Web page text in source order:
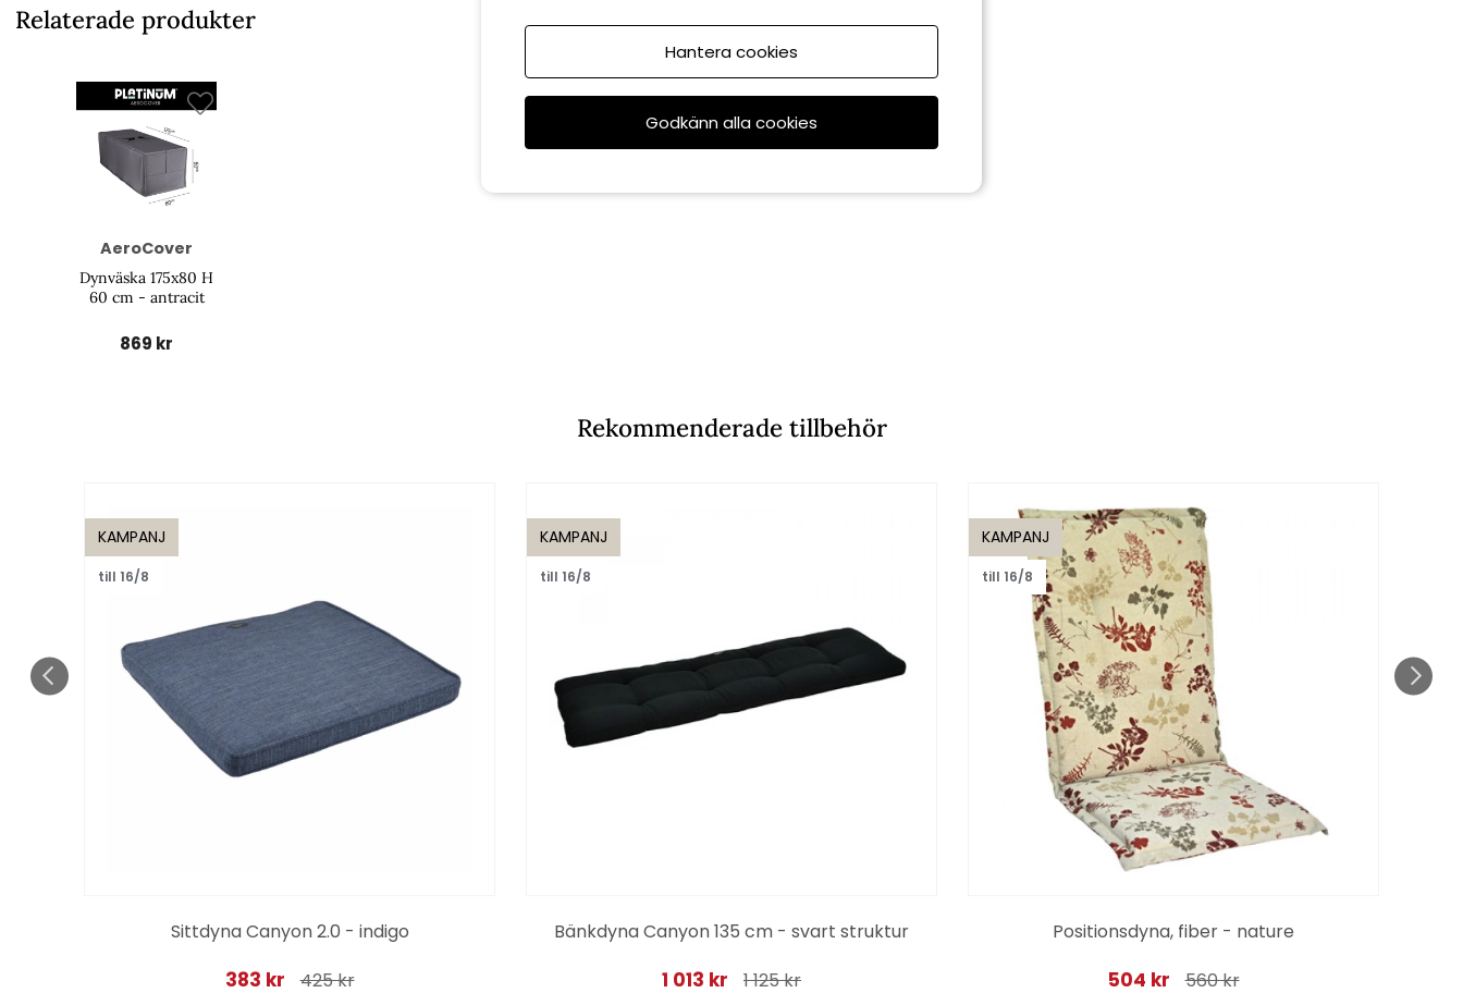
Relaterade produkter
AeroCover
Dynväska 175x80 H
60 cm - antracit
869 kr
Rekommenderade tillbehör
KAMPANJ
till 16/8
Sittdyna Canyon 2.0 - indigo
383 kr 425 kr
KAMPANJ
till 16/8
Bänkdyna Canyon 135 cm - svart struktur
1 013 kr 1 125 kr
KAMPANJ
till 16/8
Positionsdyna, fiber - nature
504 kr 560 kr
Hantera cookies
Godkänn alla cookies